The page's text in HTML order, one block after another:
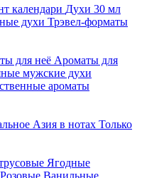
календари Духи 30 мл
духи Трэвел-форматы
для неё Ароматы для
мужские духи
ароматы
Азия в нотах Только
Ягодные
Розовые Ванильные